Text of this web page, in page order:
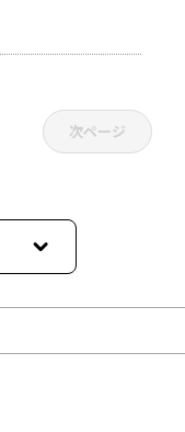
次ページ